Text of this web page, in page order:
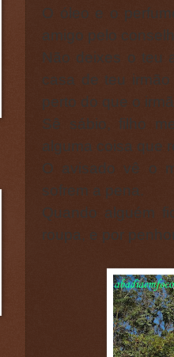
O óleo e o
amigo pelo
Não deixes o teu
casa de teu
perto do que o
Sê sábio, filho
alguma coisa que
O avisado vê o
sofrem a pena.
Quando alguém
roupa, e por